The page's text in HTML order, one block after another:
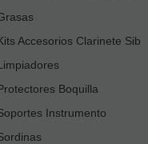
Accesorios Clarinete Sib
Boquilla
Instrumento